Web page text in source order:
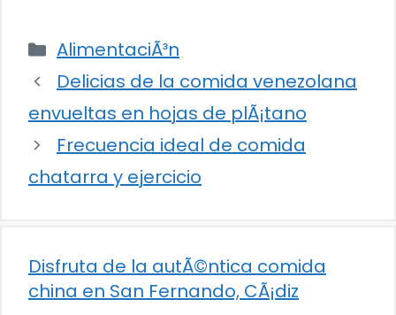
Categorías
AlimentaciÃ³n
Delicias de la comida venezolana
envueltas en hojas de plÃ¡tano
Frecuencia ideal de comida
chatarra y ejercicio
Disfruta de la autÃ©ntica comida
china en San Fernando, CÃ¡diz